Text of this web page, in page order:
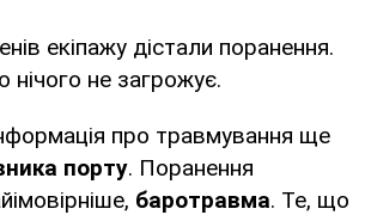
екіпажу дістали поранення.
нічого не загрожує.
про травмування ще
порту. Поранення
баротравма. Те, що